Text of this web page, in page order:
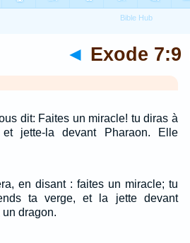
◄ Exode 7:9
dit: Faites un miracle! tu diras à
jette-la devant Pharaon. Elle
en disant : faites un miracle; tu
ta verge, et la jette devant
dragon.